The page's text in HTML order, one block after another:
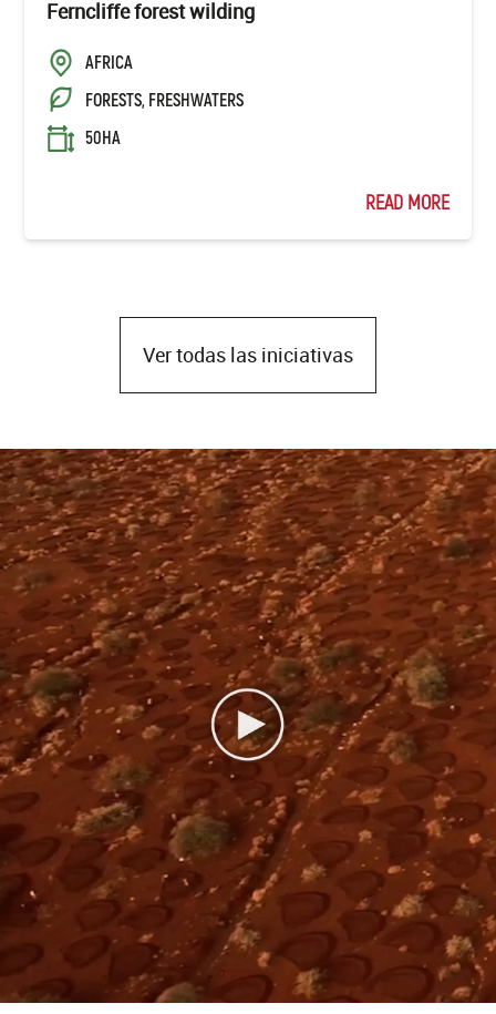
Ferncliffe forest wilding
AFRICA
FORESTS, FRESHWATERS
50HA
READ MORE
Ver todas las iniciativas